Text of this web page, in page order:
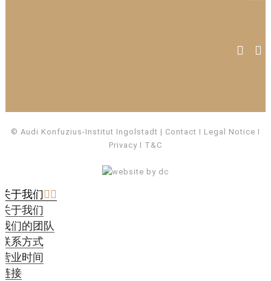
© Audi Konfuzius-Institut Ingolstadt Contact I Legal Notice I
PrivacyI T&C
关于我们
关于我们
我们的团队
联系方式
营业时间
链接